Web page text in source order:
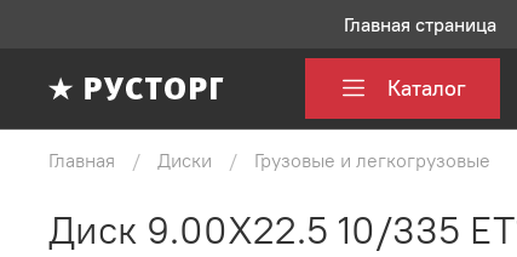
Главная страница
Каталог
Главная Диски Грузовые и легкогрузовые
Диск 9.00X22.5 10/335